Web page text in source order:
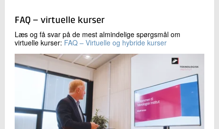
Send
FAQ – virtuelle kurser
Læs og få svar på de mest almindelige spørgsmål om
virtuelle kurser: FAQ – Virtuelle og hybride kurser